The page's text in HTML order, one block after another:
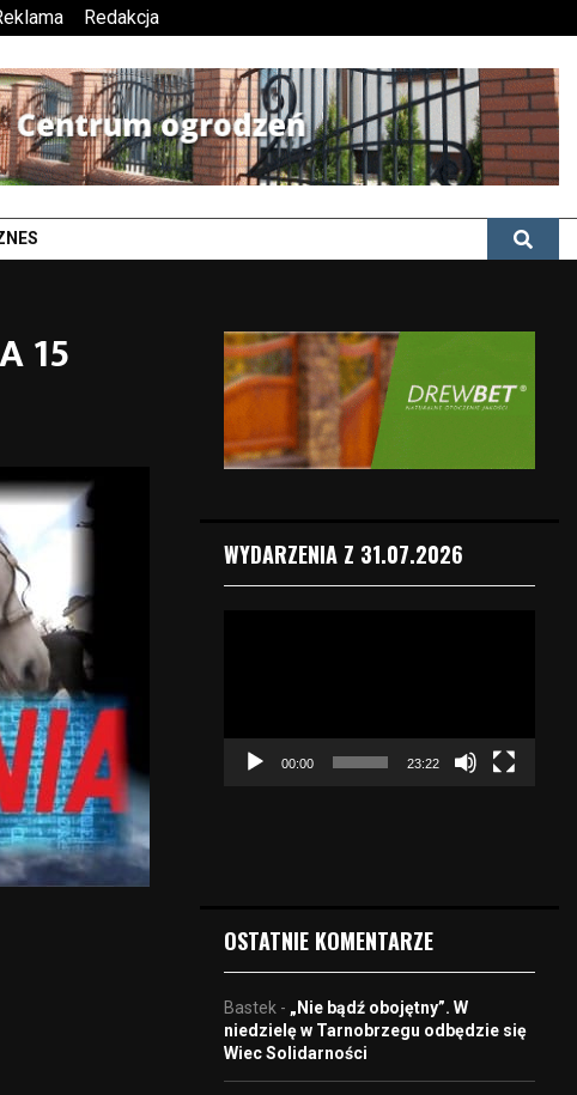
Redakcja
15
WYDARZENIA Z 31.07.2026
e
o
00:00 23:22
OSTATNIE KOMENTARZE
Bastek - „Nie bądź obojętny”. W
niedzielę w Tarnobrzegu odbędzie się
Wiec Solidarności